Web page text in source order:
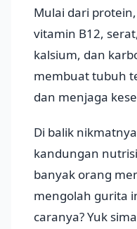
Mulai dari
vitamin B12,
kalsium, dan
membuat tubuh
dan menjaga
Di balik
kandungan
banyak orang
mengolah gurita
caranya? Yuk